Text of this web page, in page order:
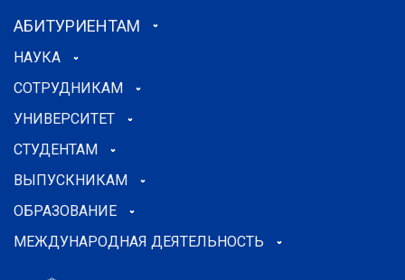
АБИТУРИЕНТАМ
НАУКА
СОТРУДНИКАМ
УНИВЕРСИТЕТ
СТУДЕНТАМ
ВЫПУСКНИКАМ
ОБРАЗОВАНИЕ
МЕЖДУНАРОДНАЯ ДЕЯТЕЛЬНОСТЬ